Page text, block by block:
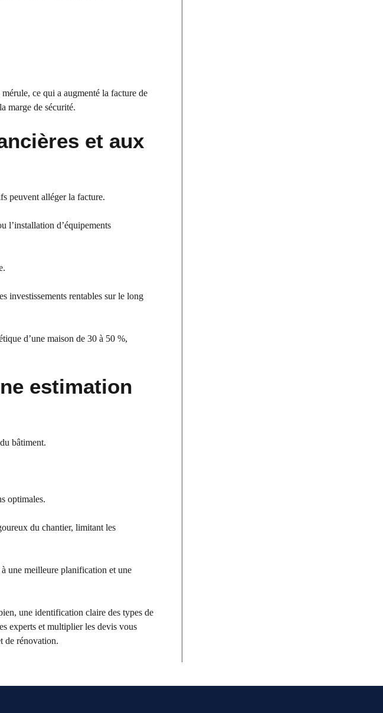
ce qui a augmenté la facture de
marge de sécurité.
et aux
peuvent alléger la facture.
l’installation d’équipements
investissements rentables sur le long
d’une maison de 30 à 50 %,
estimation
bâtiment.
optimales.
du chantier, limitant les
une meilleure planification et une
une identification claire des types de
experts et multiplier les devis vous
de rénovation.